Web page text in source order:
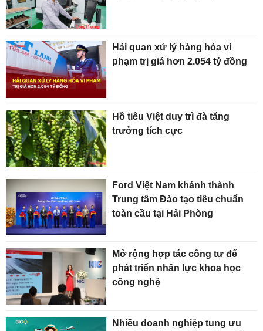
Hải quan xử lý hàng hóa vi
phạm trị giá hơn 2.054 tỷ đồng
Hồ tiêu Việt duy trì đà tăng
trưởng tích cực
Ford Việt Nam khánh thành
Trung tâm Đào tạo tiêu chuẩn
toàn cầu tại Hải Phòng
Mở rộng hợp tác công tư để
phát triển nhân lực khoa học
công nghệ
Nhiều doanh nghiệp tung ưu